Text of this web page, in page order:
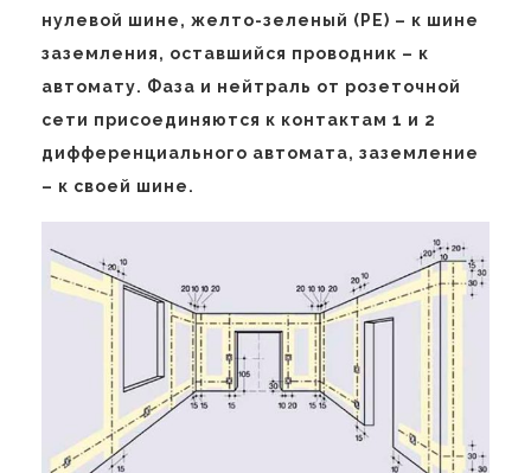
нулевой шине, желто-зеленый (PE) – к шине
заземления, оставшийся проводник – к
автомату. Фаза и нейтраль от розеточной
сети присоединяются к контактам 1 и 2
дифференциального автомата, заземление
– к своей шине.